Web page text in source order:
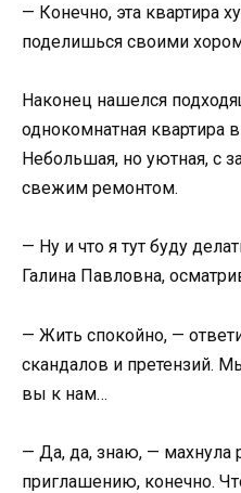
— Конечно, эта квартира
поделишься своими
Наконец нашелся
однокомнатная квартира
Небольшая, но уютная, с
свежим ремонтом.
— Ну и что я тут буду
Галина Павловна,
— Жить спокойно, —
скандалов и претензий.
вы к нам…
— Да, да, знаю, — махнула
приглашению, конечно.